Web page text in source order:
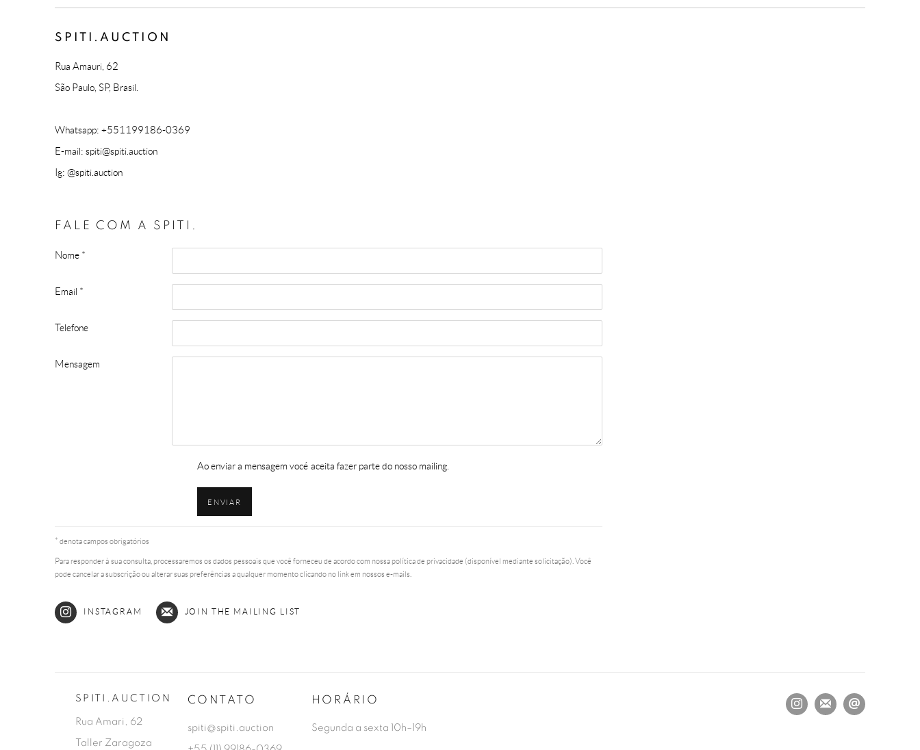
SPITI.AUCTION
Rua Amauri, 62
São Paulo, SP, Brasil.
Whatsapp: +551199186-0369
E-mail: spiti@spiti.auction
Ig: @spiti.auction
FALE COM A SPITI.
Nome *
Email *
Telefone
Mensagem
Ao enviar a mensagem vocé aceita fazer parte do nosso mailing.
ENVIAR
* denota campos obrigatórios
Para responder à sua consulta, processaremos os dados pessoais que você forneceu de acordo com nossa política de privacidade (disponível mediante solicitação). Você
pode cancelar a subscrição ou alterar suas preferências a qualquer momento clicando no link em nossos e-mails.
INSTAGRAM JOIN THE MAILING LIST
SPITI.AUCTION
Rua Amari, 62
Taller Zaragoza
CONTATO
spiti@spiti.auction
HORÁRIO
Segunda a sexta 10h–19h